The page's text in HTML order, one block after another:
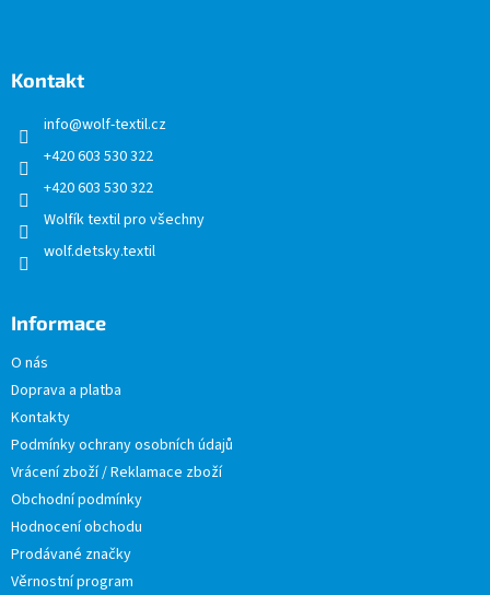
Kontakt
info@wolf-textil.cz
+420 603 530 322
+420 603 530 322
Wolfík textil pro všechny
wolf.detsky.textil
Informace
O nás
Doprava a platba
Kontakty
Podmínky ochrany osobních údajů
Vrácení zboží / Reklamace zboží
Obchodní podmínky
Hodnocení obchodu
Prodávané značky
Věrnostní program